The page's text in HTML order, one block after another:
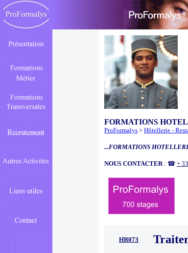
FORMATIONS
ProFormalys > Hôtellerie -
...FORMATIONS
NOUS CONTACTER : ☎ +
HR073